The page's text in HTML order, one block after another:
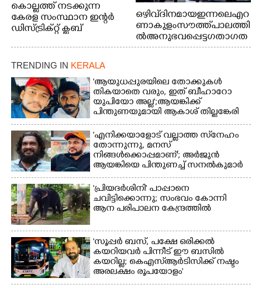
കൊല്ലത്ത് നടക്കുന്ന
കേരള സംസ്ഥാന ഇന്റർ
ഡിസ്ട്രിക്റ്റ് ക്ലബ്
ചാമ്പ്യൻഷിപ്പിൽ അണ്ടർ
20 ആൺകുട്ടികളുടെ 200
മത്സരത്തിനിടെ സിന്തറ്റിക്
ട്രാക്കിന് കുറുകെ ഓടുന്ന
നായകൾ.
ഒഴിവ് ദിനമായ ഇന്നലെ എറ
ണാകുളം സൗത്ത് പാലത്തി
ൽ അനുഭവപ്പെട്ട ഗതാഗത
ക്കുരുക്ക്
TRENDING IN KERALA
'ആയുധപ്പുരയിലെ തോക്കുകൾ
തികയാതെ വരും, ഇത് ബീഹാറോ
യുപിയോ അല്ല';ആയങ്കിക്ക്
പിന്തുണയുമായി ആകാശ് തില്ലങ്കേരി
'എനിക്കയാളോട് വല്ലാത്ത സ്‌നേഹം
തോന്നുന്നു, മനസ്
നിങ്ങൾക്കൊപ്പമാണ്'; അർജുൻ
ആയങ്കിയെ പിന്തുണച്ച് സനൽകുമാർ
'പ്രിയദർശിനി' പാപ്പാനെ
ചവിട്ടിക്കൊന്നു; സംഭവം കോന്നി
ആന പരിപാലന കേന്ദ്രത്തിൽ
'സൂപ്പർ ബസ്, പക്ഷേ ഒരിക്കൽ
കയറിയവർ പിന്നീട് ഈ ബസിൽ
കയറില്ല; കെഎസ്ആർടിസിക്ക് നഷ്ടം
അരലക്ഷം രൂപയോളം'